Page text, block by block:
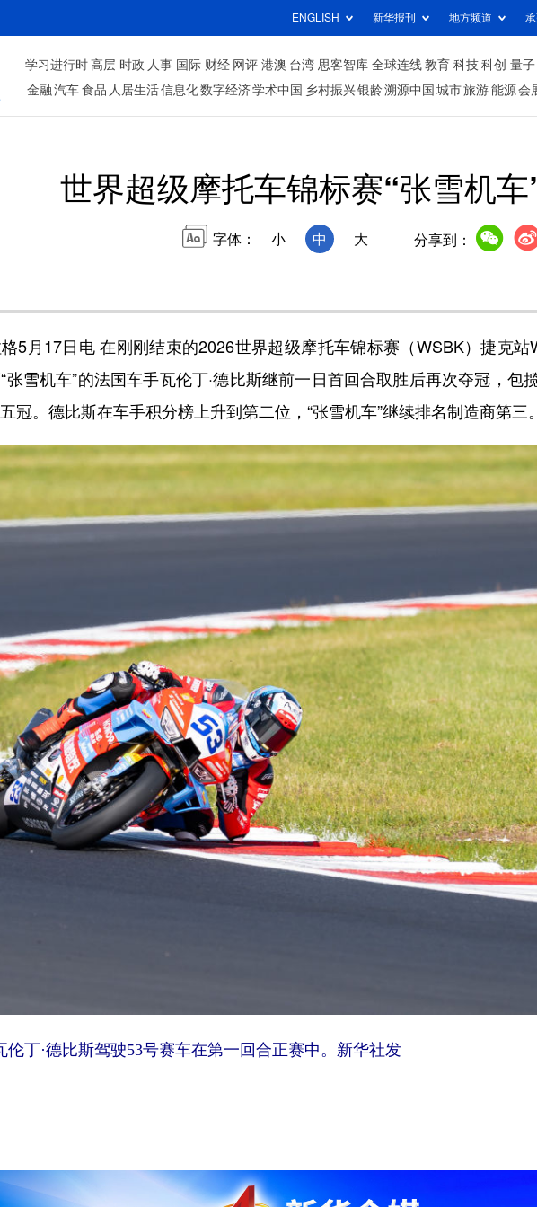
ENGLISH 新华报刊 地方频道
学习进行时 高层 时政 人事 国际 财经 网评 港澳 台湾 思客智库 全球连线 教育 科技 科创 量子
金融 汽车 食品 人居生活信息化数字经济学术中国 乡村振兴银龄溯源中国 城市旅游 能源 会
世界超级摩托车锦标赛“张雪机
字体： 小 中 大 分享到：
月17日电 在刚刚结束的2026世界超级摩托车锦标赛（WSBK）捷克站
张雪机车”的法国车手瓦伦丁·德比斯继前一日首回合取胜后再次夺冠，包
冠。德比斯在车手积分榜上升到第二位，“张雪机车”继续排名制造商第三
丁·德比斯驾驶53号赛车在第一回合正赛中。新华社发